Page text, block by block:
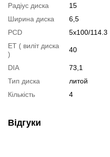
Радіус диска
15
Ширина диска
6,5
PCD
5x100/114.3
ET ( виліт диска
)
40
DIA
73,1
Тип диска
литой
Кількість
4
Відгуки